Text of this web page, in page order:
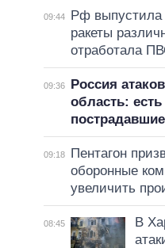
09:44
Рф выпустила
ракеты
отработала
09:36
Россия
область:
пострадавшие
09:18
Пентагон
оборонные
увеличить
08:45
В